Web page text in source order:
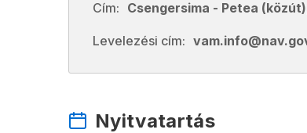
Cím: Csengersima - Petea
Levelezési cím:
Nyitvatartás